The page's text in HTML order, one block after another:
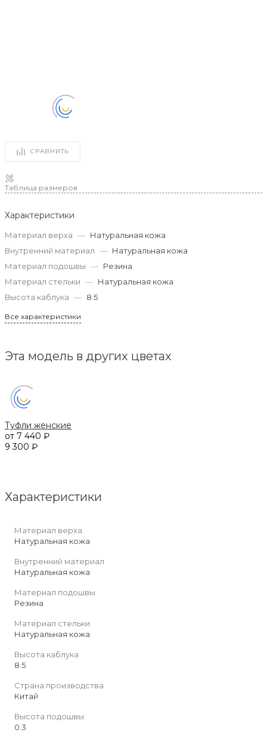
СРАВНИТЬ
Таблица размеров
Характеристики
Материал верха — Натуральная кожа
Внутренний материал — Натуральная кожа
Материал подошвы — Резина
Материал стельки — Натуральная кожа
Высота каблука — 8.5
Все характеристики
Эта модель в других цветах
Туфли женские
от 7 440 ₽
9 300 ₽
Характеристики
Материал верха
Натуральная кожа
Внутренний материал
Натуральная кожа
Материал подошвы
Резина
Материал стельки
Натуральная кожа
Высота каблука
8.5
Страна производства
Китай
Высота подошвы
0.3